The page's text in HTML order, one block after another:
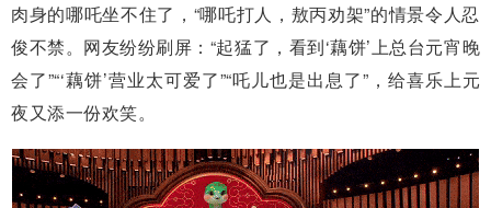
肉身的哪吒坐不住了，“哪吒打人，敖丙劝架”的情景令人忍
俊不禁。网友纷纷刷屏：“起猛了，看到‘藕饼’上总台元宵晚
会了”“‘藕饼’营业太可爱了”“吒儿也是出息了”，给喜乐上元
夜又添一份欢笑。